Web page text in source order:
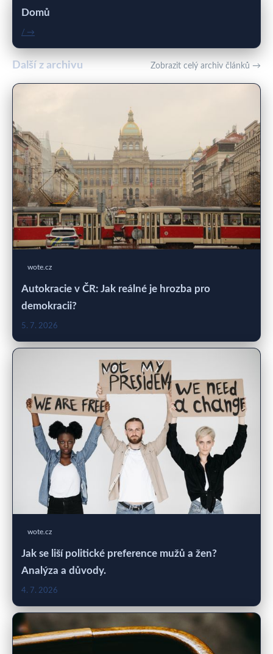
Domů
/ →
Další z archivu Zobrazit celý archiv článků →
wote.cz
Autokracie v ČR: Jak reálné je hrozba pro
demokracii?
5. 7. 2026
wote.cz
Jak se liší politické preference mužů a žen?
Analýza a důvody.
4. 7. 2026